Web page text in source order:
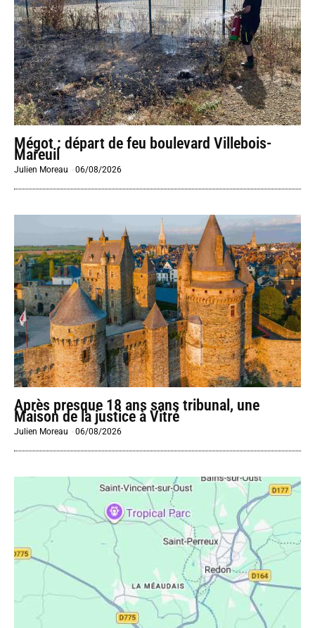
Mégot : départ de feu boulevard Villebois-
Mareuil
Julien Moreau -06/08/2026
Après presque 18 ans sans tribunal, une
Maison de la justice à Vitré
Julien Moreau -06/08/2026